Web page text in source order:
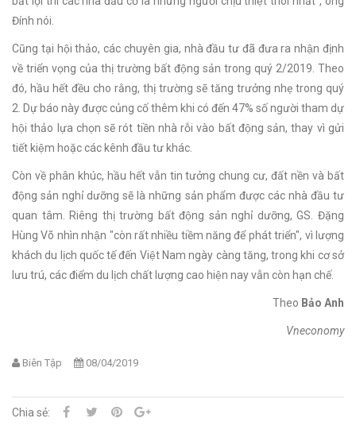
Đính nói.
Cũng tại hội thảo, các chuyên gia, nhà đầu tư đã đưa ra nhận định
về triển vọng của thị trường bất động sản trong quý 2/2019. Theo
đó, hầu hết đều cho rằng, thị trường sẽ tăng trưởng nhẹ trong quý
2. Dự báo này được củng cố thêm khi có đến 47% số người tham dự
hội thảo lựa chọn sẽ rót tiền nhà rỗi vào bất động sản, thay vì gửi
tiết kiệm hoặc các kênh đầu tư khác.
Còn về phân khúc, hầu hết vẫn tin tưởng chung cư, đất nền và bất
động sản nghỉ dưỡng sẽ là những sản phẩm được các nhà đầu tư
quan tâm. Riêng thị trường bất động sản nghỉ dưỡng, GS. Đặng
Hùng Võ nhìn nhận "còn rất nhiều tiềm năng để phát triển", vì lượng
khách du lịch quốc tế đến Việt Nam ngày càng tăng, trong khi cơ sở
lưu trú, các điểm du lịch chất lượng cao hiện nay vẫn còn hạn chế.
Theo Bảo Anh
Vneconomy
Biên Tập 08/04/2019
Chia sẻ: